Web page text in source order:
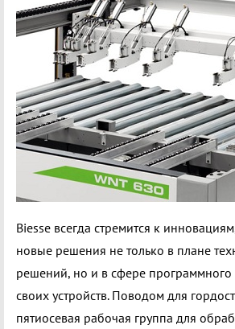
Biesse всегда стремится к
новые решения не только в плане
решений, но и в сфере программного
своих устройств. Поводом для
пятиосевая рабочая группа для